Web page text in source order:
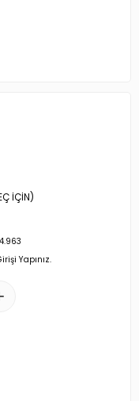
İÇİN)
Yapınız.